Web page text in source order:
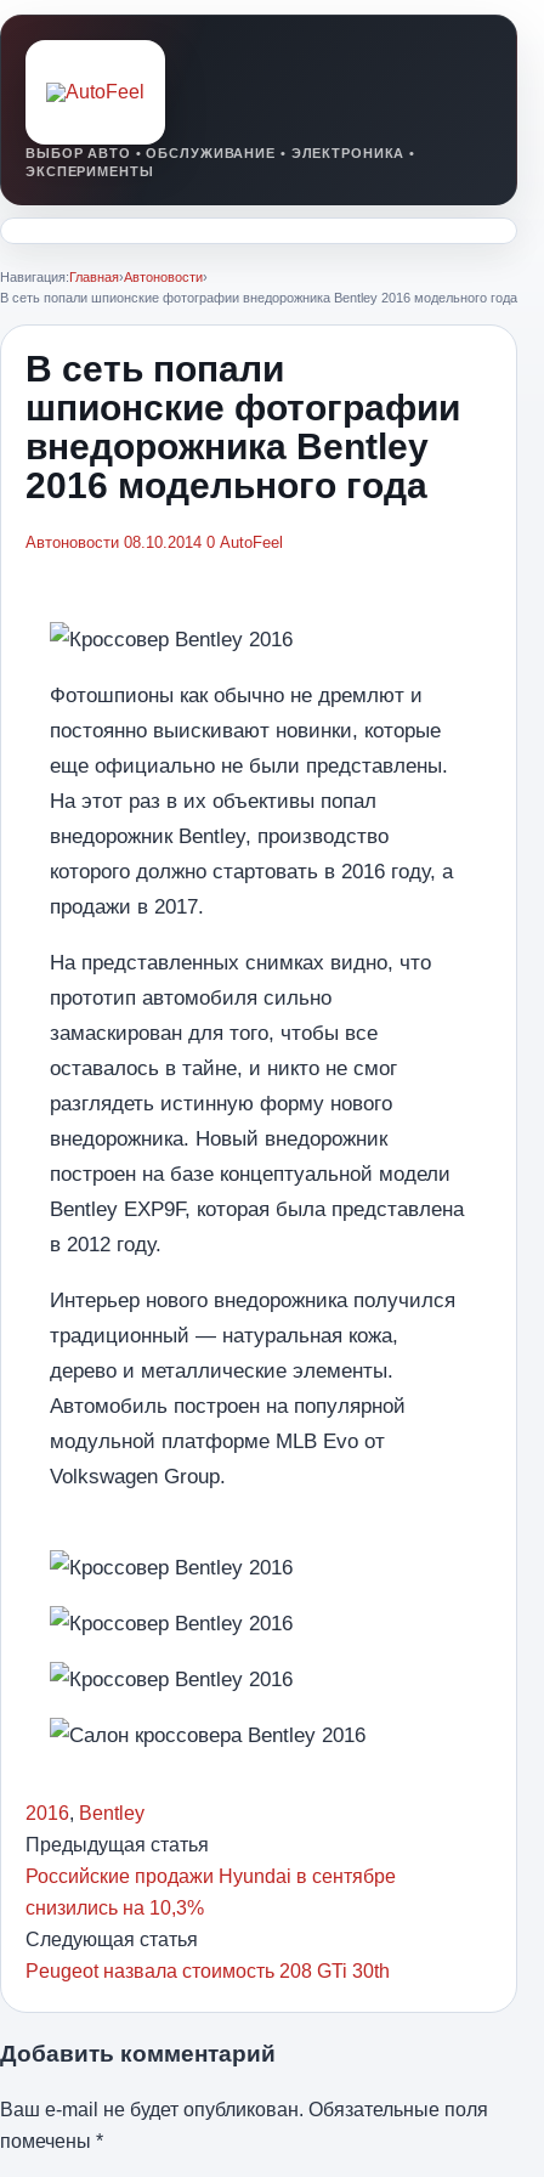
Навигация:Главная›Автоновости›
В сеть попали шпионские фотографии внедорожника Bentley 2016 модельного года
В сеть попали
шпионские фотографии
внедорожника Bentley
2016 модельного года
Автоновости 08.10.2014 0 AutoFeel
Фотошпионы как обычно не дремлют и
постоянно выискивают новинки, которые
еще официально не были представлены.
На этот раз в их объективы попал
внедорожник Bentley, производство
которого должно стартовать в 2016 году, а
продажи в 2017.
На представленных снимках видно, что
прототип автомобиля сильно
замаскирован для того, чтобы все
оставалось в тайне, и никто не смог
разглядеть истинную форму нового
внедорожника. Новый внедорожник
построен на базе концептуальной модели
Bentley EXP9F, которая была представлена
в 2012 году.
Интерьер нового внедорожника получился
традиционный — натуральная кожа,
дерево и металлические элементы.
Автомобиль построен на популярной
модульной платформе MLB Evo от
Volkswagen Group.
2016, Bentley
Предыдущая статья
Российские продажи Hyundai в сентябре
снизились на 10,3%
Следующая статья
Peugeot назвала стоимость 208 GTi 30th
Добавить комментарий
Ваш e-mail не будет опубликован. Обязательные поля
помечены *